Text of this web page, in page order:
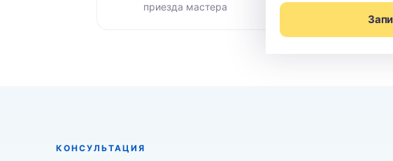
приезда мастера
КОНСУЛЬТАЦИЯ